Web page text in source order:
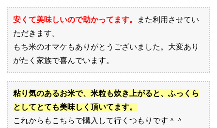
安くて美味しいので助かってます。
また利用させてい
ただきます。
もち米のオマケもありがとうございました。大変あり
がたく家族で喜んでいます。
粘り気のあるお米で、米粒も炊き上がると、ふっくら
としてとても美味しく頂いてます。
これからもこちらで購入して行くつもりです＾＾